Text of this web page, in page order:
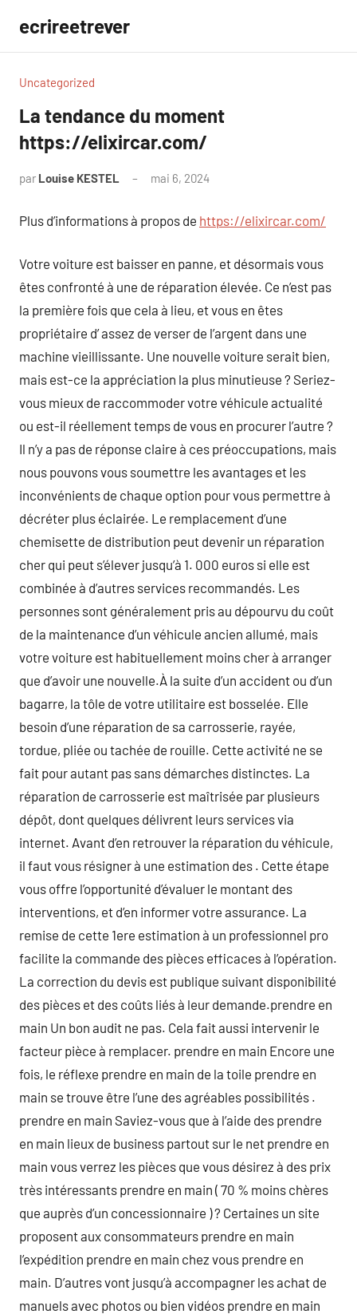
contenu
ecrireetrever
Uncategorized
La tendance du moment
https://elixircar.com/
par Louise KESTEL mai 6, 2024
Plus d’informations à propos de https://elixircar.com/
Votre voiture est baisser en panne, et désormais vous
êtes confronté à une de réparation élevée. Ce n’est pas
la première fois que cela à lieu, et vous en êtes
propriétaire d’ assez de verser de l’argent dans une
machine vieillissante. Une nouvelle voiture serait bien,
mais est-ce la appréciation la plus minutieuse ? Seriez-
vous mieux de raccommoder votre véhicule actualité
ou est-il réellement temps de vous en procurer l’autre ?
Il n’y a pas de réponse claire à ces préoccupations, mais
nous pouvons vous soumettre les avantages et les
inconvénients de chaque option pour vous permettre à
décréter plus éclairée. Le remplacement d’une
chemisette de distribution peut devenir un réparation
cher qui peut s’élever jusqu’à 1. 000 euros si elle est
combinée à d’autres services recommandés. Les
personnes sont généralement pris au dépourvu du coût
de la maintenance d’un véhicule ancien allumé, mais
votre voiture est habituellement moins cher à arranger
que d’avoir une nouvelle.À la suite d’un accident ou d’un
bagarre, la tôle de votre utilitaire est bosselée. Elle
besoin d’une réparation de sa carrosserie, rayée,
tordue, pliée ou tachée de rouille. Cette activité ne se
fait pour autant pas sans démarches distinctes. La
réparation de carrosserie est maîtrisée par plusieurs
dépôt, dont quelques délivrent leurs services via
internet. Avant d’en retrouver la réparation du véhicule,
il faut vous résigner à une estimation des . Cette étape
vous offre l’opportunité d’évaluer le montant des
interventions, et d’en informer votre assurance. La
remise de cette 1ere estimation à un professionnel pro
facilite la commande des pièces efficaces à l’opération.
La correction du devis est publique suivant disponibilité
des pièces et des coûts liés à leur demande.prendre en
main Un bon audit ne pas. Cela fait aussi intervenir le
facteur pièce à remplacer. prendre en main Encore une
fois, le réflexe prendre en main de la toile prendre en
main se trouve être l’une des agréables possibilités .
prendre en main Saviez-vous que à l’aide des prendre
en main lieux de business partout sur le net prendre en
main vous verrez les pièces que vous désirez à des prix
très intéressants prendre en main ( 70 % moins chères
que auprès d’un concessionnaire ) ? Certaines un site
proposent aux consommateurs prendre en main
l’expédition prendre en main chez vous prendre en
main. D’autres vont jusqu’à accompagner les achat de
manuels avec photos ou bien vidéos prendre en main